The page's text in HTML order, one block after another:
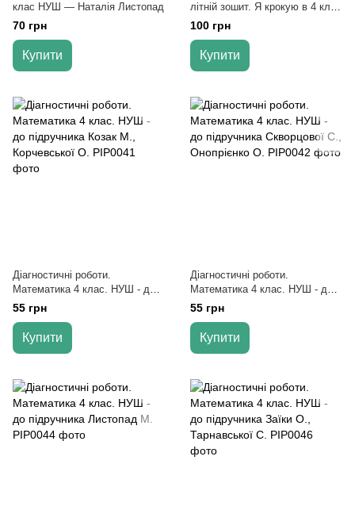
клас НУШ — Наталія Листопад
70 грн
Купити
літній зошит. Я крокую в 4 клас
— Ричко О.
100 грн
Купити
Діагностичні роботи.
Математика 4 клас. НУШ - до
підручника Козак М.,
Корчевської О.
55 грн
Купити
Діагностичні роботи.
Математика 4 клас. НУШ - до
підручника Скворцової С.,
Онопрієнко О.
55 грн
Купити